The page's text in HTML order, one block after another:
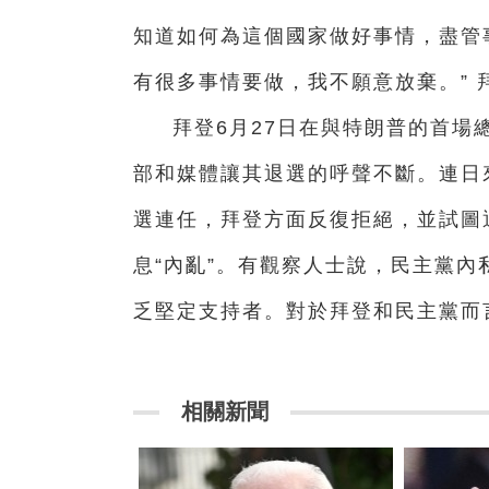
知道如何為這個國家做好事情，盡
有很多事情要做，我不願意放棄。”
拜登6月27日在與特朗普的首場
部和媒體讓其退選的呼聲不斷。連
選連任，拜登方面反復拒絕，並試
息“內亂”。有觀察人士說，民主黨
乏堅定支持者。對於拜登和民主黨
相關新聞